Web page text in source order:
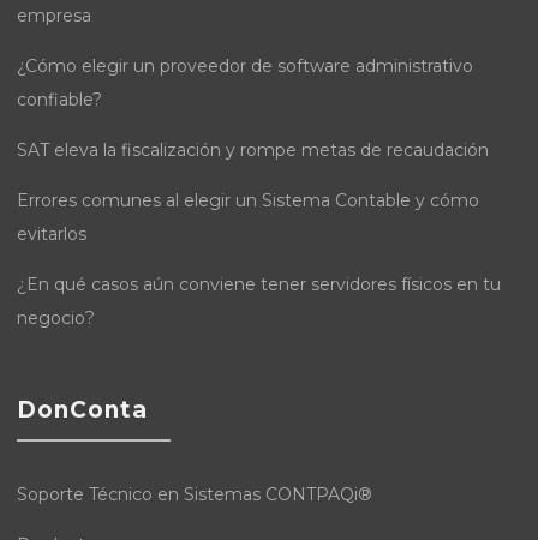
empresa
¿Cómo elegir un proveedor de software administrativo
confiable?
SAT eleva la fiscalización y rompe metas de recaudación
Errores comunes al elegir un Sistema Contable y cómo
evitarlos
¿En qué casos aún conviene tener servidores físicos en tu
negocio?
DonConta
Soporte Técnico en Sistemas CONTPAQi®